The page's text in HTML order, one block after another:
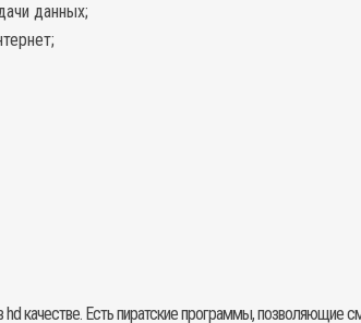
данных;
качестве. Есть пиратские программы, позволяющие